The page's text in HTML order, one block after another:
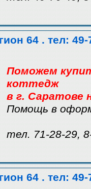
64 . тел: 49-
Поможем
коттедж
в г. Саратове
Помощь в
тел. 71-28-29,
64 . тел: 49-